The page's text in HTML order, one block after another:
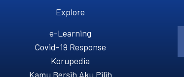
Explore
e-Learning
Covid-19 Response
Korupedia
Kamu Bersih Aku Pilih